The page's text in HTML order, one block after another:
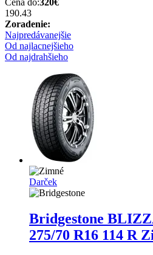
Cena do:320€
190.43
Zoradenie:
Najpredávanejšie
Od najlacnejšieho
Od najdrahšieho
Darček
Bridgestone
275/70 R16 114 R